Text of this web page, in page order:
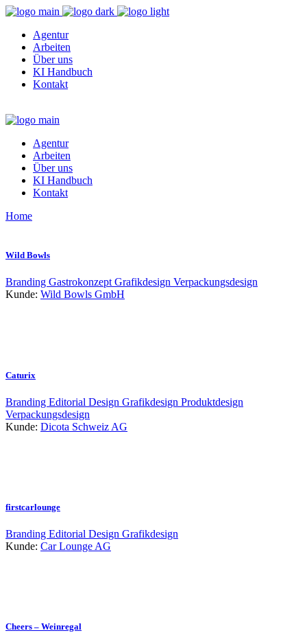
Agentur
Arbeiten
Über uns
KI Handbuch
Kontakt
Agentur
Arbeiten
Über uns
KI Handbuch
Kontakt
Home
Wild Bowls
Branding Gastrokonzept Grafikdesign Verpackungsdesign
Kunde: Wild Bowls GmbH
Caturix
Branding Editorial Design Grafikdesign Produktdesign
Verpackungsdesign
Kunde: Dicota Schweiz AG
firstcarlounge
Branding Editorial Design Grafikdesign
Kunde: Car Lounge AG
Cheers – Weinregal